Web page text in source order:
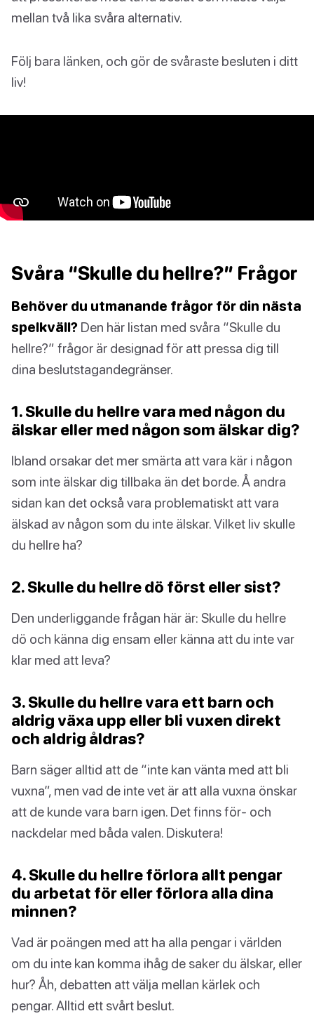
mellan två lika svåra alternativ.
Följ bara länken, och gör de svåraste besluten i ditt
liv!
Svåra “Skulle du hellre?” Frågor
Behöver du utmanande frågor för din nästa
spelkväll? Den här listan med svåra “Skulle du
hellre?” frågor är designad för att pressa dig till
dina beslutstagandegränser.
1. Skulle du hellre vara med någon du
älskar eller med någon som älskar dig?
Ibland orsakar det mer smärta att vara kär i någon
som inte älskar dig tillbaka än det borde. Å andra
sidan kan det också vara problematiskt att vara
älskad av någon som du inte älskar. Vilket liv skulle
du hellre ha?
2. Skulle du hellre dö först eller sist?
Den underliggande frågan här är: Skulle du hellre
dö och känna dig ensam eller känna att du inte var
klar med att leva?
3. Skulle du hellre vara ett barn och
aldrig växa upp eller bli vuxen direkt
och aldrig åldras?
Barn säger alltid att de “inte kan vänta med att bli
vuxna”, men vad de inte vet är att alla vuxna önskar
att de kunde vara barn igen. Det finns för- och
nackdelar med båda valen. Diskutera!
4. Skulle du hellre förlora allt pengar
du arbetat för eller förlora alla dina
minnen?
Vad är poängen med att ha alla pengar i världen
om du inte kan komma ihåg de saker du älskar, eller
hur? Åh, debatten att välja mellan kärlek och
pengar. Alltid ett svårt beslut.